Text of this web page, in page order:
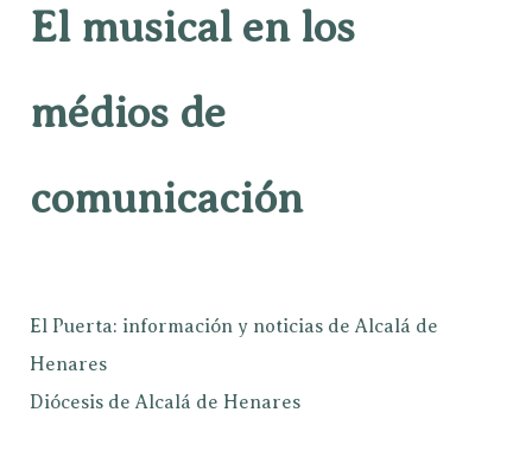
El musical en los
médios de
comunicación
El Puerta: información y noticias de Alcalá de
Henares
Diócesis de Alcalá de Henares